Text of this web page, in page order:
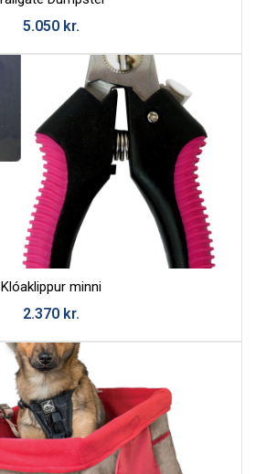
5.050 kr.
Klóaklippur minni
2.370 kr.